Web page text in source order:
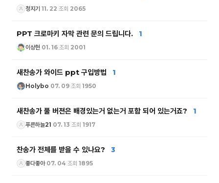
청지기 11. 22 조회 2065
PPT 크로마키 자막 관련 문의 드립니다. 1
이상현 01. 16 조회 2001
새찬송가 와이드 ppt 구입방법 1
Holybo 07. 09 조회 1950
새찬송가 풀 버젼은 배경있는거 없는거 포함 되어 있는거죠? 1
푸른하늘21 07. 13 조회 1917
찬송가 전체를 받을 수 있나요? 3
좋다좋아| 07. 04 조회 1895